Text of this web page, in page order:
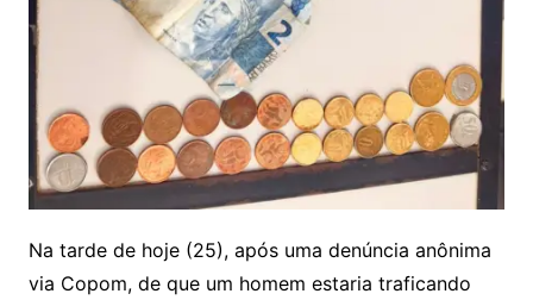
Na tarde de hoje (25), após uma denúncia anônima
via Copom, de que um homem estaria traficando